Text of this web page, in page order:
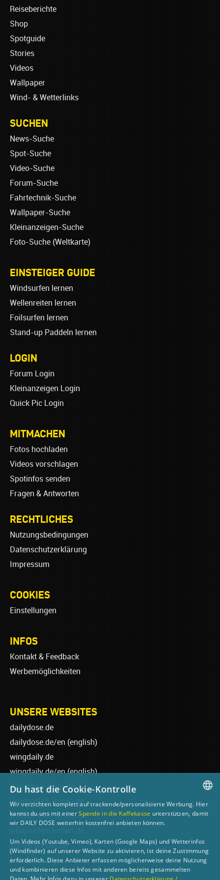
Reiseberichte
Shop
Spotguide
Stories
Videos
Wallpaper
Wind- & Wetterlinks
SUCHEN
News-Suche
Spot-Suche
Video-Suche
Forum-Suche
Fahrtechnik-Suche
Wallpaper-Suche
Kleinanzeigen-Suche
Foto-Suche (Weltkarte)
EINSTEIGER GUIDE
Windsurfen lernen
Wellenreiten lernen
Foilsurfen lernen
Stand-up Paddeln lernen
LOGIN
Forum Login
Kleinanzeigen Login
Quick Pic Login
MITMACHEN
Fotos hochladen
Videos vorschlagen
Spotinfos senden
Fragen & Antworten
RECHTLICHES
Nutzungsbedingungen
Datenschutzerklärung
Impressum
COOKIES
Einstellungen
INFOS
Kontakt & Feedback
Werbemöglichkeiten
UNSERE WEBSITES
dailydose.de
dailydose.de/en (english)
wingdaily.de
wingdaily.de/en(english)
dailydose-shop.de
windsurfen-lernen.de
wellenreiten-lernen.de
surfen-lernen.de
foilsurfen.de
sup-basics.de
GERMAN
Du hast die Cookie-Kontrolle
Wir verzichten komplett auf trackende/personalisierte Werbung. Hier
kannst du uns mit einerSpende in die Kaffekasse unterstützen, damit
wir DAILY DOSE weiterhin kostenfrei anbieten können.
Um Videos (Youtube, Vimeo), Karten (Google Maps) und Wetterinfos
(Windfinder) auf unserer Website zu aktivieren, ist deine Zustimmung
erforderlich. Diese Anbieter erfassen möglicherweise deine Nutzung
und kombinieren diese Infos mit anderen bereits gesammelten